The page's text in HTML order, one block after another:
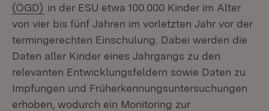
(ÖGD) (Öffnet in neuem Fenster)
in der ESU etwa 100.000 Kinder im Alter
von vier bis fünf Jahren im vorletzten Jahr vor der
termingerechten Einschulung. Dabei werden die
Daten aller Kinder eines Jahrgangs zu den
relevanten Entwicklungsfeldern sowie Daten zu
Impfungen und Früherkennungsuntersuchungen
erhoben, wodurch ein Monitoring zur